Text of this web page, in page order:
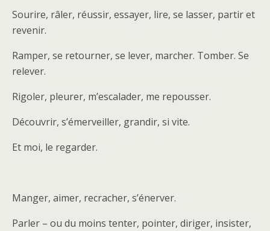
Sourire, râler, réussir, essayer, lire, se lasser, partir et
revenir.
Ramper, se retourner, se lever, marcher. Tomber. Se
relever.
Rigoler, pleurer, m’escalader, me repousser.
Découvrir, s’émerveiller, grandir, si vite.
Et moi, le regarder.
Manger, aimer, recracher, s’énerver.
Parler – ou du moins tenter, pointer, diriger, insister,